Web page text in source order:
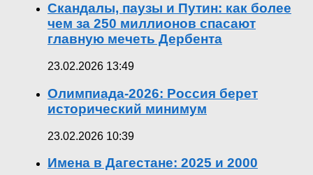
Скандалы, паузы и Путин: как более
чем за 250 миллионов спасают
главную мечеть Дербента
23.02.2026 13:49
Олимпиада-2026: Россия берет
исторический минимум
23.02.2026 10:39
Имена в Дагестане: 2025 и 2000